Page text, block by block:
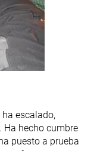
escalado,
hecho cumbre
puesto a prueba